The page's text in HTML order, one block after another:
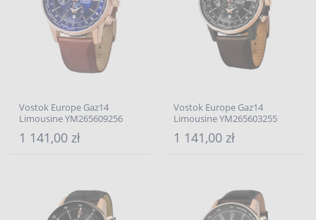
Vostok Europe Gaz14
Limousine YM265609256
1 141,00 zł
Vostok Europe Gaz14
Limousine YM265603255
1 141,00 zł